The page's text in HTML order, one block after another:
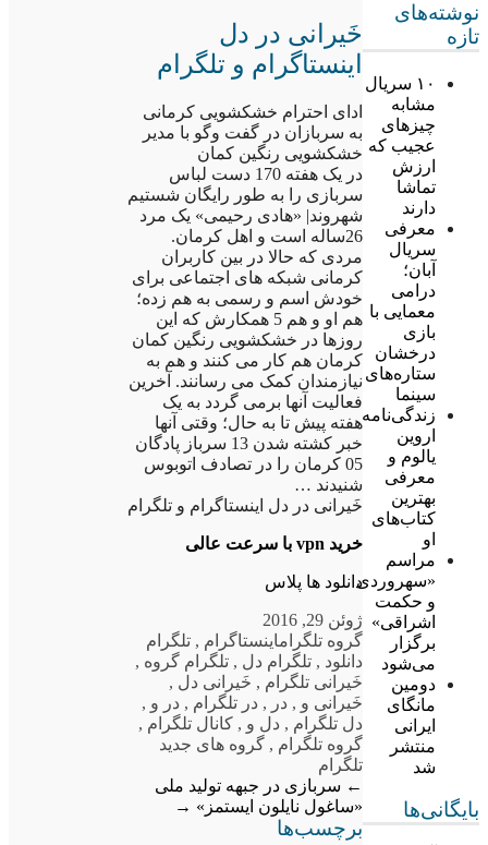
نوشته‌های
تازه
۱۰ سریال
مشابه
چیزهای
عجیب که
ارزش
تماشا
دارند
معرفی
سریال
آبان؛
درامی
معمایی با
بازی
درخشان
ستاره‌های
سینما
زندگی‌نامه
اروین
یالوم و
معرفی
بهترین
کتاب‌های
او
مراسم
«سهروردی
و حکمت
اشراقی»
برگزار
می‌شود
دومین
مانگای
ایرانی
منتشر
شد
بایگانی‌ها
خَیرانی در دل
اینستاگرام و تلگرام
ادای احترام خشکشویی کرمانی
به سربازان در گفت وگو با مدیر
خشکشویی رنگین کمان
در یک هفته 170 دست لباس
سربازی را به طور رایگان شستیم
شهروند| «هادی رحیمی» یک مرد
26ساله است و اهل کرمان.
مردی که حالا در بین کاربران
کرمانی شبکه های اجتماعی برای
خودش اسم و رسمی به هم زده؛
هم او و هم 5 همکارش که این
روزها در خشکشویی رنگین کمان
کرمان هم کار می کنند و هم به
نیازمندان کمک می رسانند. آخرین
فعالیت آنها برمی گردد به یک
هفته پیش تا به حال؛ وقتی آنها
خبر کشته شدن 13 سرباز پادگان
05 کرمان را در تصادف اتوبوس
شنیدند …
خَیرانی در دل اینستاگرام و تلگرام
خرید vpn با سرعت عالی
دانلود ها پلاس
ژوئن 29, 2016
گروه تلگراماینستاگرام , تلگرام
دانلود , تلگرام دل , تلگرام گروه ,
خَیرانی تلگرام , خَیرانی دل ,
خَیرانی و , در , در تلگرام , در و ,
دل تلگرام , دل و , کانال تلگرام ,
گروه تلگرام , گروه های جدید
تلگرام
← سربازی در جبهه تولید ملی
«ساغول نایلون ایستمز» →
برچسب‌ها